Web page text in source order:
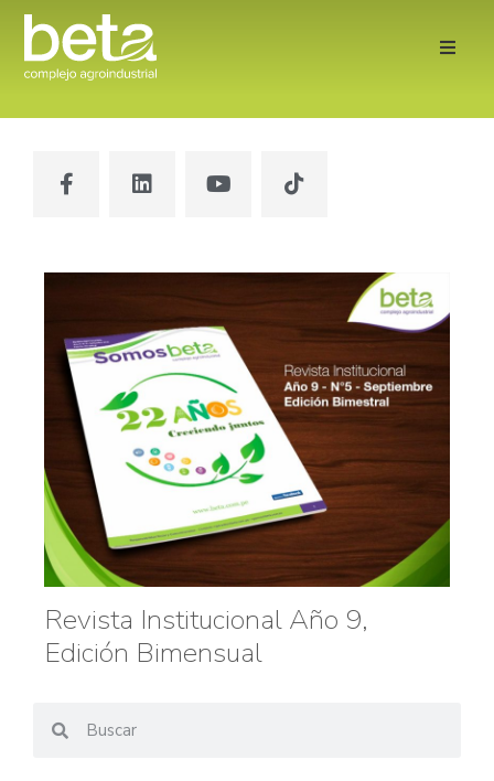
Revista Institucional Año 9,
Edición Bimensual